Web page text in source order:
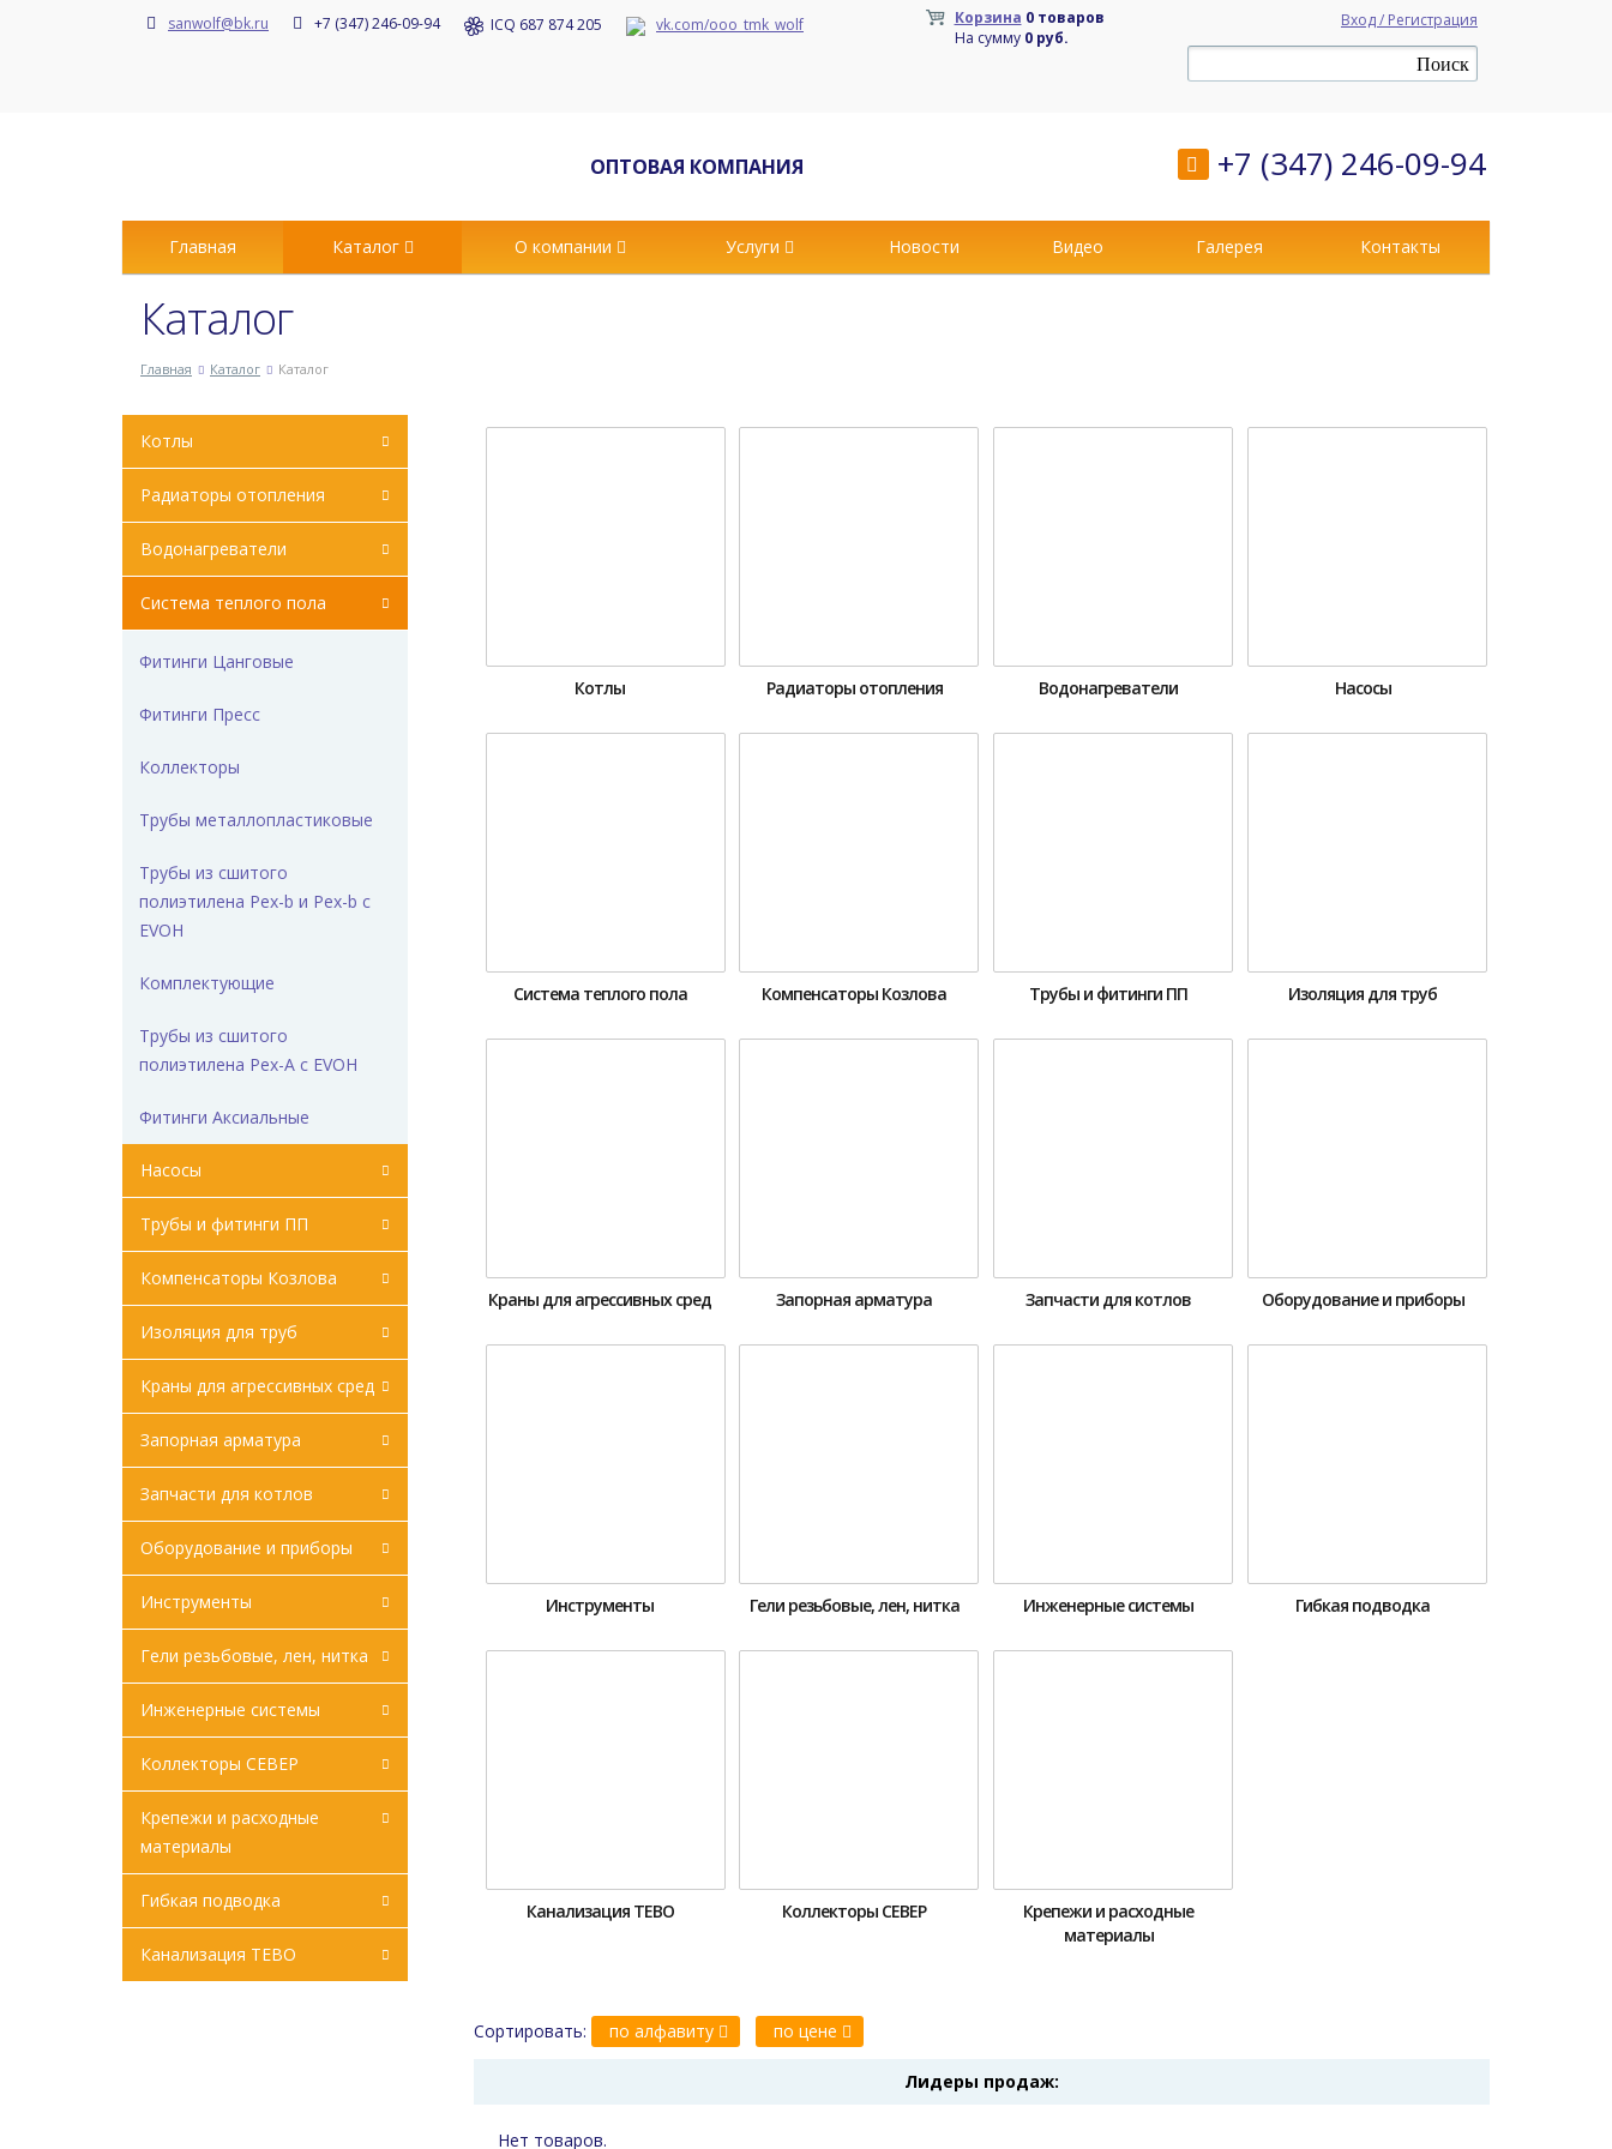
sanwolf@bk.ru +7 (347) 246-09-94 ICQ 687 874 205 vk.com/ooo_tmk_wolf Корзина 0 товаров
На сумму 0 руб.
Вход / Регистрация
ОПТОВАЯ КОМПАНИЯ +7 (347) 246-09-94
Главная Каталог О компании Услуги Новости Видео Галерея Контакты
Каталог
Главная Каталог Каталог
Котлы
Радиаторы отопления
Водонагреватели
Система теплого пола
Фитинги Цанговые
Фитинги Пресс
Коллекторы
Трубы металлопластиковые
Трубы из сшитого
полиэтилена Pex-b и Pex-b с
EVOH
Комплектующие
Трубы из сшитого
полиэтилена Pex-A с EVOH
Фитинги Аксиальные
Насосы
Трубы и фитинги ПП
Компенсаторы Козлова
Изоляция для труб
Краны для агрессивных сред
Запорная арматура
Запчасти для котлов
Оборудование и приборы
Инструменты
Гели резьбовые, лен, нитка
Инженерные системы
Коллекторы СЕВЕР
Крепежи и расходные
материалы
Гибкая подводка
Канализация ТЕВО
Котлы Радиаторы отопления Водонагреватели Насосы
Система теплого пола Компенсаторы Козлова Трубы и фитинги ПП Изоляция для труб
Краны для агрессивных сред Запорная арматура Запчасти для котлов Оборудование и приборы
Инструменты Гели резьбовые, лен, нитка Инженерные системы Гибкая подводка
Канализация ТЕВО Коллекторы СЕВЕР
Крепежи и расходные
материалы
Сортировать: по алфавиту по цене
Лидеры продаж:
Нет товаров.